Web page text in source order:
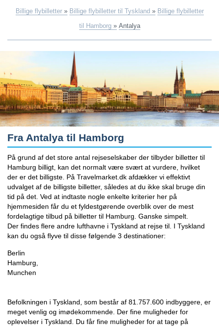
Billige flybilletter » Billige flybilletter til Tyskland » Billige flybilletter
til Hamborg » Antalya
Fra Antalya til Hamborg
På grund af det store antal rejseselskaber der tilbyder billetter til
Hamburg billigt, kan det normalt være svært at vurdere, hvilket
der er det billigste. På Travelmarket.dk afdækker vi effektivt
udvalget af de billigste billetter, således at du ikke skal bruge din
tid på det. Ved at indtaste nogle enkelte kriterier her på
hjemmesiden får du et fyldestgørende overblik over de mest
fordelagtige tilbud på billetter til Hamburg. Ganske simpelt.
Der findes flere andre lufthavne i Tyskland at rejse til. I Tyskland
kan du også flyve til disse følgende 3 destinationer:
Berlin
Hamburg,
Munchen
Befolkningen i Tyskland, som består af 81.757.600 indbyggere, er
meget venlig og imødekommende. Der fine muligheder for
oplevelser i Tyskland. Du får fine muligheder for at tage på